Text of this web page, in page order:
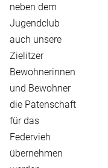
neben dem
Jugendclub
auch unsere
Zielitzer
Bewohnerinnen
und Bewohner
die Patenschaft
für das
Federvieh
übernehmen